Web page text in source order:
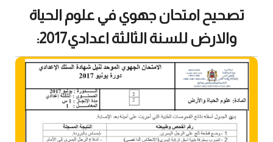
تصحيح امتحان جهوي في علوم الحياة
والارض للسنة الثالثة اعدادي2017: